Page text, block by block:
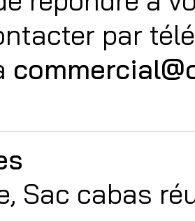
par
Sac cabas